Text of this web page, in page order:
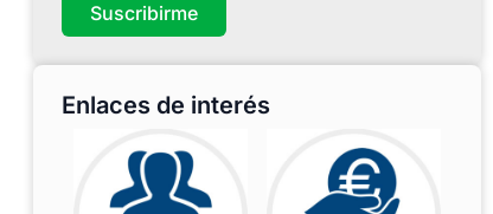
Suscribirme
Enlaces de interés